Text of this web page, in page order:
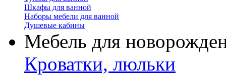
Шкафы для ванной
Наборы мебели для ванной
Душевые кабины
Мебель для
Кроватки, люльки